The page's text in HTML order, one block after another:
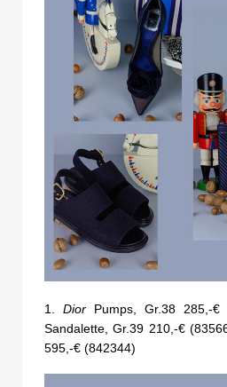
1. Dior Pumps, Gr.38 285,-
Sandalette, Gr.39 210,-€
595,-€ (842344)